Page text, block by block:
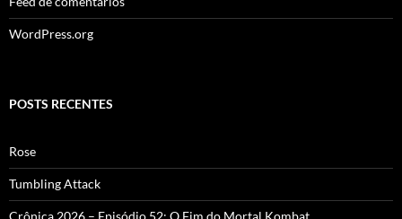
WordPress.org
POSTS RECENTES
Rose
Tumbling Attack
Crônica 2026 – Episódio 52: O Fim do Mortal Kombat